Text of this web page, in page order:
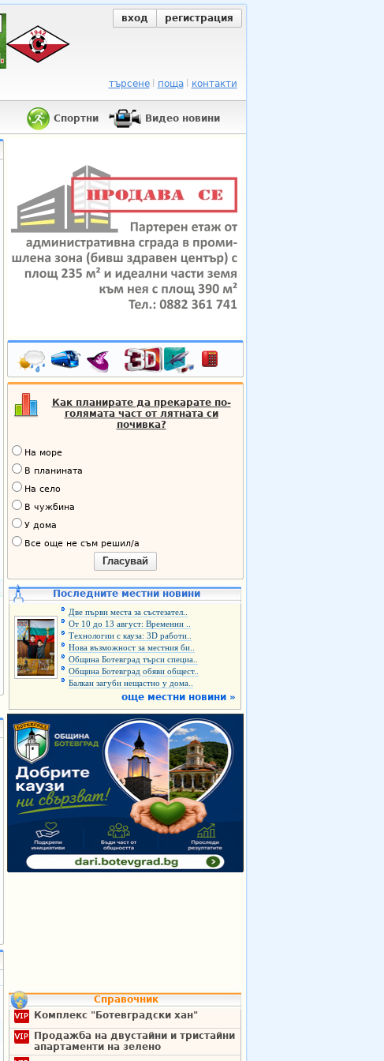
вход регистрация
търсене поща контакти
Спортни Видео новини
Как планирате да прекарате по-
голямата част от лятната си
почивка?
На море
В планината
На село
В чужбина
У дома
Все още не съм решил/а
Гласувай
Последните местни новини
Две първи места за състезател..
От 10 до 13 август: Временни ..
Технологии с кауза: 3D работи..
Нова възможност за местния би..
Община Ботевград търси специа..
Община Ботевград обяви общест..
Балкан загуби нещастно у дома..
още местни новини »
Справочник
Комплекс "Ботевградски хан"
Продажба на двустайни и тристайни
апартаменти на зелено